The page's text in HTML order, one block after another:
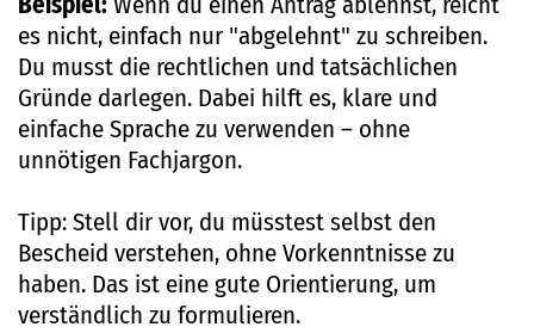
es nicht, einfach nur "abgelehnt" zu schreiben.
Du musst die rechtlichen und tatsächlichen
Gründe darlegen. Dabei hilft es, klare und
einfache Sprache zu verwenden – ohne
unnötigen Fachjargon.
Tipp: Stell dir vor, du müsstest selbst den
Bescheid verstehen, ohne Vorkenntnisse zu
haben. Das ist eine gute Orientierung, um
verständlich zu formulieren.